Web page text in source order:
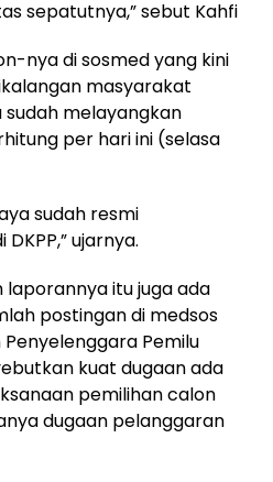
sepatutnya,” sebut Kahfi
nya di sosmed yang kini
masyarakat
sudah melayangkan
per hari ini (selasa
sudah resmi
ujarnya.
laporannya itu juga ada
postingan di medsos
Pemilu
kuat dugaan ada
pemilihan calon
dugaan pelanggaran